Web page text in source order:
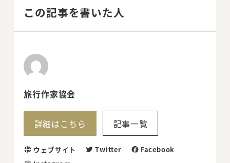
この記事を書いた人
旅行作家協会
詳細はこちら 記事一覧
ウェブサイト Twitter
Facebook